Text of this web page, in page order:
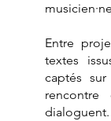
Entre
textes
captés
rencontre
dialoguent.